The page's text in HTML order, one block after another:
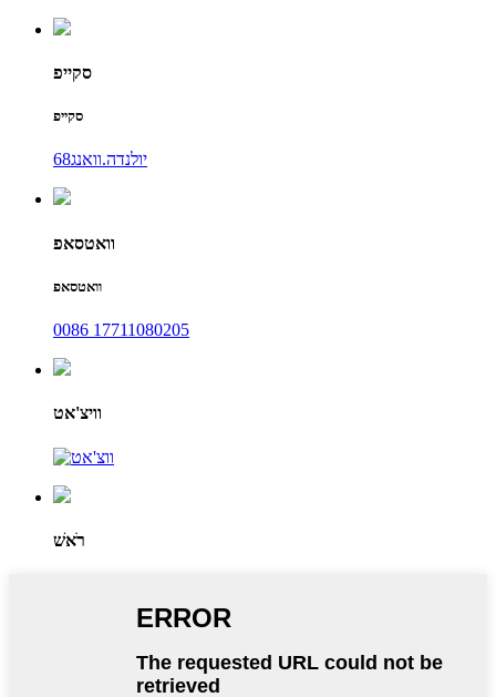
סקייפ
סקייפ
יולנדה.וואנג68
וואטסאפ
וואטסאפ
0086 17711080205
וויצ'אט
רֹאשׁ